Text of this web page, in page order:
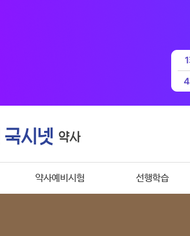
약사예비시험 선행학습